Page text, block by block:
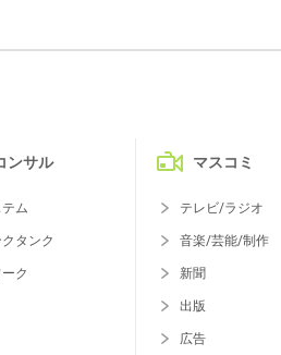
ンサル
ム
タンク
ク
マスコミ
テレビ/ラジオ
音楽/芸能/制作
新聞
出版
広告